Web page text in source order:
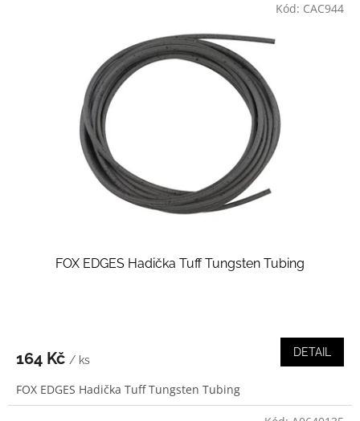
FOX EDGES Hadička Tuff Tungsten Tubing
164 Kč / ks
DETAIL
FOX EDGES Hadička Tuff Tungsten Tubing
Kód: CAC944